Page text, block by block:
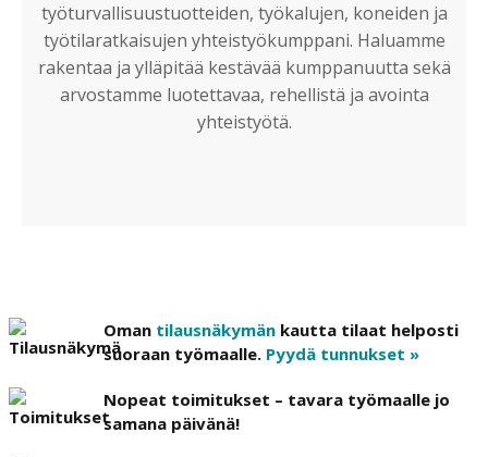
työturvallisuustuotteiden, työkalujen, koneiden ja
työtilaratkaisujen yhteistyökumppani. Haluamme
rakentaa ja ylläpitää kestävää kumppanuutta sekä
arvostamme luotettavaa, rehellistä ja avointa
yhteistyötä.
Oman tilausnäkymän kautta tilaat helposti
suoraan työmaalle. Pyydä tunnukset »
Nopeat toimitukset – tavara työmaalle jo
samana päivänä!